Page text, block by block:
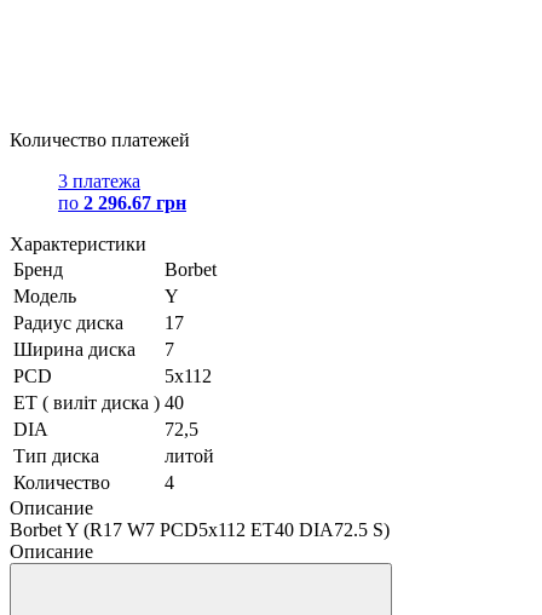
Количество платежей
3 платежа
по 2 296.67 грн
Характеристики
Бренд
Borbet
Модель
Y
Радиус диска
17
Ширина диска
7
PCD
5x112
ET ( виліт диска ) 40
DIA
72,5
Тип диска
литой
Количество
4
Описание
Borbet Y (R17 W7 PCD5x112 ET40 DIA72.5 S)
Описание